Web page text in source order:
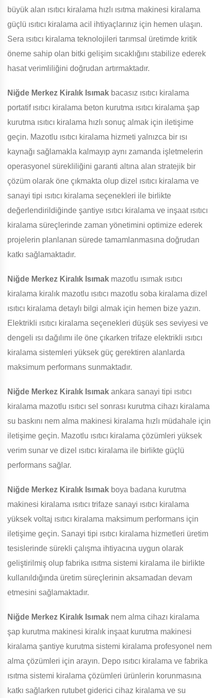
büyük alan ısıtıcı kiralama hızlı ısıtma makinesi kiralama
güçlü ısıtıcı kiralama acil ihtiyaçlarınız için hemen ulaşın.
Sera ısıtıcı kiralama teknolojileri tarımsal üretimde kritik
öneme sahip olan bitki gelişim sıcaklığını stabilize ederek
hasat verimliliğini doğrudan artırmaktadır.
Niğde Merkez Kiralık Isımak bacasız ısıtıcı kiralama
portatif ısıtıcı kiralama beton kurutma ısıtıcı kiralama şap
kurutma ısıtıcı kiralama hızlı sonuç almak için iletişime
geçin. Mazotlu ısıtıcı kiralama hizmeti yalnızca bir ısı
kaynağı sağlamakla kalmayıp aynı zamanda işletmelerin
operasyonel sürekliliğini garanti altına alan stratejik bir
çözüm olarak öne çıkmakta olup dizel ısıtıcı kiralama ve
sanayi tipi ısıtıcı kiralama seçenekleri ile birlikte
değerlendirildiğinde şantiye ısıtıcı kiralama ve inşaat ısıtıcı
kiralama süreçlerinde zaman yönetimini optimize ederek
projelerin planlanan sürede tamamlanmasına doğrudan
katkı sağlamaktadır.
Niğde Merkez Kiralık Isımak mazotlu ısımak ısıtıcı
kiralama kiralık mazotlu ısıtıcı mazotlu soba kiralama dizel
ısıtıcı kiralama detaylı bilgi almak için hemen bize yazın.
Elektrikli ısıtıcı kiralama seçenekleri düşük ses seviyesi ve
dengeli ısı dağılımı ile öne çıkarken trifaze elektrikli ısıtıcı
kiralama sistemleri yüksek güç gerektiren alanlarda
maksimum performans sunmaktadır.
Niğde Merkez Kiralık Isımak ankara sanayi tipi ısıtıcı
kiralama mazotlu ısıtıcı sel sonrası kurutma cihazı kiralama
su baskını nem alma makinesi kiralama hızlı müdahale için
iletişime geçin. Mazotlu ısıtıcı kiralama çözümleri yüksek
verim sunar ve dizel ısıtıcı kiralama ile birlikte güçlü
performans sağlar.
Niğde Merkez Kiralık Isımak boya badana kurutma
makinesi kiralama ısıtıcı trifaze sanayi ısıtıcı kiralama
yüksek voltaj ısıtıcı kiralama maksimum performans için
iletişime geçin. Sanayi tipi ısıtıcı kiralama hizmetleri üretim
tesislerinde sürekli çalışma ihtiyacına uygun olarak
geliştirilmiş olup fabrika ısıtma sistemi kiralama ile birlikte
kullanıldığında üretim süreçlerinin aksamadan devam
etmesini sağlamaktadır.
Niğde Merkez Kiralık Isımak nem alma cihazı kiralama
şap kurutma makinesi kiralık inşaat kurutma makinesi
kiralama şantiye kurutma sistemi kiralama profesyonel nem
alma çözümleri için arayın. Depo ısıtıcı kiralama ve fabrika
ısıtma sistemi kiralama çözümleri ürünlerin korunmasına
katkı sağlarken rutubet giderici cihaz kiralama ve su